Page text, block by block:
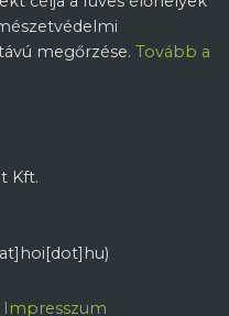
megőrzése. Tovább a
Kft.
Impresszum